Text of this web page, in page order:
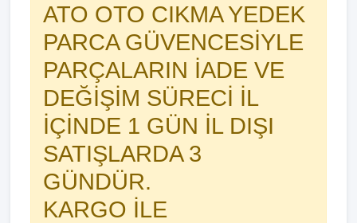
ATO OTO CIKMA YEDEK
PARCA GÜVENCESİYLE
PARÇALARIN İADE VE
DEĞİŞİM SÜRECİ İL
İÇİNDE 1 GÜN İL DIŞI
SATIŞLARDA 3
GÜNDÜR.
KARGO İLE